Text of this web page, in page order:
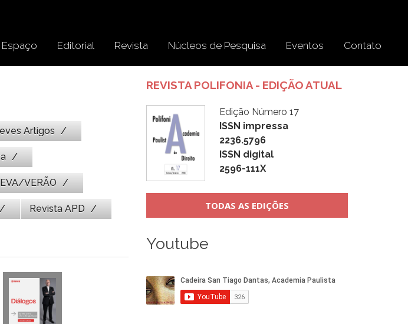
Editorial Revista Núcleos de Pesquisa Eventos Contato
Artigos
VERÃO
Revista APD
REVISTA POLIFONIA - EDIÇÃO ATUAL
Edição Número 17
ISSN impressa
2236.5796
ISSN digital
2596-111X
TODAS AS EDIÇÕES
Youtube